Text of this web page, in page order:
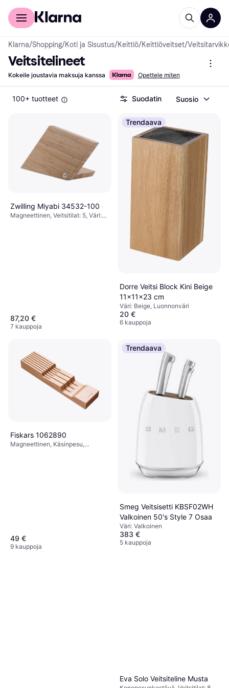
Kuluttajille
Klarna/Shopping/Koti ja Sisustus/Keittiö/Keittiöveitset/
Veitsitelineet
Kokeile joustavia maksuja kanssa Opettele miten
100+ tuotteet Suodatin Suosio
Zwilling Miyabi 34532-100
Magneettinen, Veitsitilat: 5, Väri:
87,20 €
7 kauppoja
Trendaava
Dorre Veitsi Block Kini Beige
11x11x23 cm
Väri: Beige, Luonnonväri
20 €
6 kauppoja
Fiskars 1062890
Magneettinen, Käsinpesu,
49 €
9 kauppoja
Trendaava
Smeg Veitsisetti KBSF02WH
Valkoinen 50's Style 7 Osaa
Väri: Valkoinen
383 €
5 kauppoja
Eva Solo Veitsiteline Musta